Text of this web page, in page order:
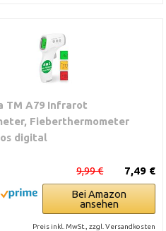
TM A79 Infrarot
Fieberthermometer
digital
7,49 €
9,99 €
Bei Amazon
ansehen
Preis inkl. MwSt., zzgl. Versandkosten